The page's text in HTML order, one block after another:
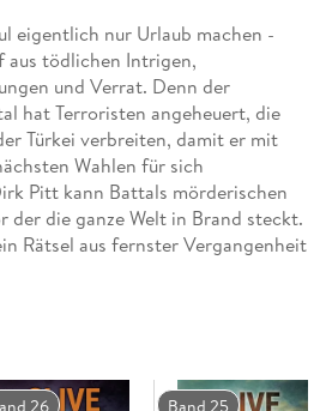
eigentlich nur Urlaub machen -
aus tödlichen Intrigen,
und Verrat. Denn der
hat Terroristen angeheuert, die
Türkei verbreiten, damit er mit
Wahlen für sich
Pitt kann Battals mörderischen
der die ganze Welt in Brand steckt.
Rätsel aus fernster Vergangenheit